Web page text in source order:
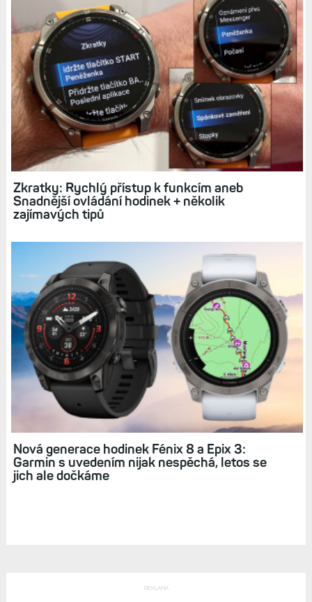
Hodinky Fénix 8 a Epix 3 dorazí až příští rok. Lze
dokonce odhadnout, který měsíc. Vyplatí se
počkat?
Zkratky: Rychlý přístup k funkcím aneb
Snadnější ovládání hodinek + několik
zajímavých tipů